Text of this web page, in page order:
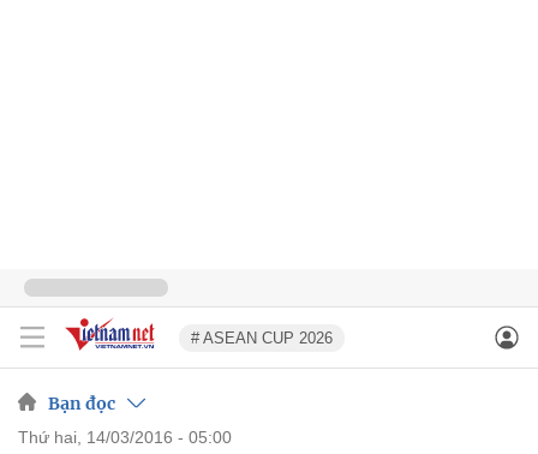
# ASEAN CUP 2026
Bạn đọc
thứ hai, 14/03/2016 - 05:00